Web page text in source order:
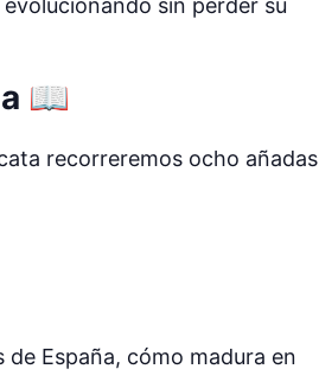
sin perder su
📖
recorreremos ocho añadas
España, cómo madura en